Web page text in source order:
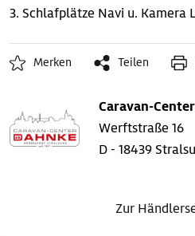
3. Schlafplätze Navi u. Kamera
Merken Teilen
Caravan-
Werftstraße 16
D - 18439
Zur